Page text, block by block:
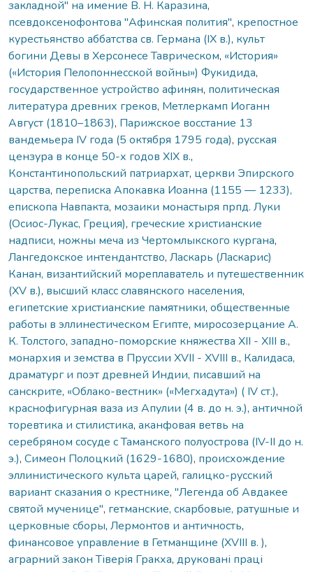
закладной" на имение В. Н. Каразина,
псевдоксенофонтова "Афинская полития", крепостное
курестьянство аббатства св. Германа (IX в.), культ
богини Девы в Херсонесе Таврическом, «История»
(«История Пелопоннесской войны») Фукидида,
государственное устройство афинян, политическая
литература древних греков, Метлеркамп Иоганн
Август (1810–1863), Парижское восстание 13
вандемьера IV года (5 октября 1795 года), русская
цензура в конце 50-х годов ХIХ в.,
Константинопольский патриархат, церкви Эпирского
царства, переписка Апокавка Иоанна (1155 — 1233),
епископа Навпакта, мозаики монастыря прпд. Луки
(Осиос-Лукас, Греция), греческие христианские
надписи, ножны меча из Чертомлыкского кургана,
Лангедокское интендантство, Ласкарь (Ласкарис)
Канан, византийский мореплаватель и путешественник
(XV в.), высший класс славянского населения,
египетские христианские памятники, общественные
работы в эллинестическом Египте, миросозерцание А.
К. Толстого, западно-поморские княжества XII - XIII в.,
монархия и земства в Пруссии XVII - XVIII в., Калидаса,
драматург и поэт древней Индии, писавший на
санскрите, «Облако-вестник» («Мегхадута») ( IV ст.),
краснофигурная ваза из Апулии (4 в. до н. э.), античной
торевтика и стилистика, аканфовая ветвь на
серебряном сосуде с Таманского полуострова (IV-II до н.
э.), Симеон Полоцкий (1629-1680), происхождение
эллинистического культа царей, галицко-русский
вариант сказания о крестнике, "Легенда об Авдакее
святой мученице", гетманские, скарбовые, ратушные и
церковные сборы, Лермонтов и античность,
финансовое управление в Гетманщине (XVIII в. ),
аграрний закон Тіверія Гракха, друковані праці